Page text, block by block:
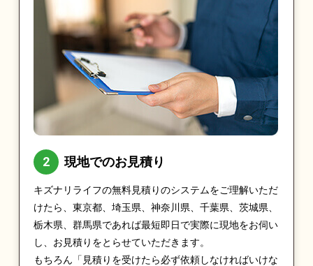
現地でのお見積り
キズナリライフの無料見積りのシステムをご理解いただ
けたら、東京都、埼玉県、神奈川県、千葉県、茨城県、
栃木県、群馬県であれば最短即日で実際に現地をお伺い
し、お見積りをとらせていただきます。
もちろん「見積りを受けたら必ず依頼しなければいけな